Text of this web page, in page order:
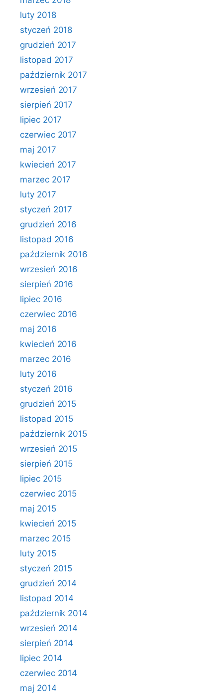
luty 2018
styczeń 2018
grudzień 2017
listopad 2017
październik 2017
wrzesień 2017
sierpień 2017
lipiec 2017
czerwiec 2017
maj 2017
kwiecień 2017
marzec 2017
luty 2017
styczeń 2017
grudzień 2016
listopad 2016
październik 2016
wrzesień 2016
sierpień 2016
lipiec 2016
czerwiec 2016
maj 2016
kwiecień 2016
marzec 2016
luty 2016
styczeń 2016
grudzień 2015
listopad 2015
październik 2015
wrzesień 2015
sierpień 2015
lipiec 2015
czerwiec 2015
maj 2015
kwiecień 2015
marzec 2015
luty 2015
styczeń 2015
grudzień 2014
listopad 2014
październik 2014
wrzesień 2014
sierpień 2014
lipiec 2014
czerwiec 2014
maj 2014